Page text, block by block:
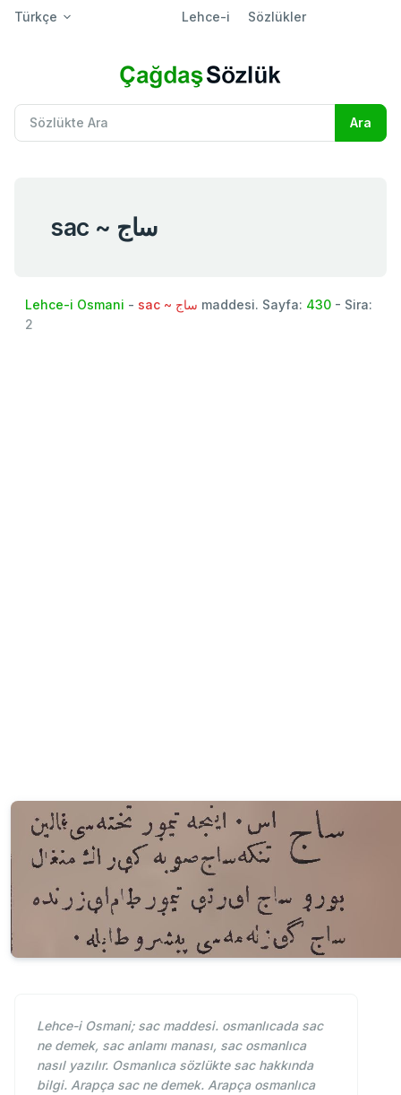
Türkçe Lehce-i Sözlükler
sac ~ ساج
Lehce-i Osmani - sac ~ ساج maddesi. Sayfa: 430 - Sira:
2
Lehce-i Osmani; sac maddesi. osmanlıcada sac
ne demek, sac anlamı manası, sac osmanlıca
nasıl yazılır. Osmanlıca sözlükte sac hakkında
bilgi. Arapça sac ne demek. Arapça osmanlıca